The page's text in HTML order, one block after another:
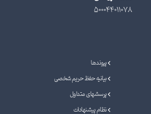
500044011078
پیوندها
بیانیه حفظ حریم شخصی
پرسشهای متداول
نظام پیشنهادات